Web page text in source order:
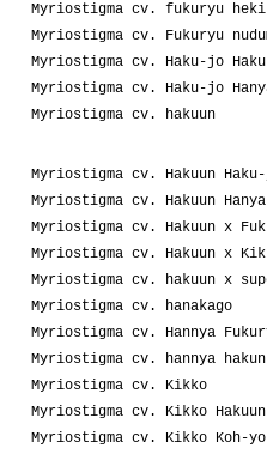
Myriostigma cv. fukuryu
Myriostigma cv. Fukuryu
Myriostigma cv. Haku-jo
Myriostigma cv. Haku-jo
Myriostigma cv. hakuun
Myriostigma cv. Hakuun
Myriostigma cv. Hakuun
Myriostigma cv. Hakuun x
Myriostigma cv. Hakuun x
Myriostigma cv. hakuun x
Myriostigma cv. hanakago
Myriostigma cv. Hannya
Myriostigma cv. hannya
Myriostigma cv. Kikko
Myriostigma cv. Kikko Hakuun
Myriostigma cv. Kikko Koh-yo